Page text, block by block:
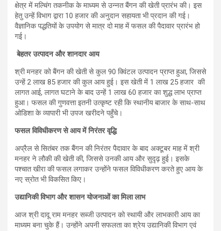
क्षेत्र में मल्चिंग तकनीक के माध्यम से उन्नत बैंगन की खेती प्रारंभ की। इस
हेतु उन्हें विभाग द्वारा 10 हजार की अनुदान सहायता भी प्रदान की गई।
वैज्ञानिक पद्धतियों के उपयोग से मात्र दो माह में फसल की पैदावार प्रारंभ हो
गई।
बेहतर उत्पादन और शानदार आय
श्री मनहर को बैंगन की खेती से कुल 90 क्विंटल उत्पादन प्राप्त हुआ, जिससे
उन्हें 2 लाख 85 हजार की कुल आय हुई। इस खेती में 1 लाख 25 हजार की
लागत आई, लागत घटाने के बाद उन्हें 1 लाख 60 हजार का शुद्ध लाभ प्राप्त
हुआ। फसल की गुणवत्ता इतनी उत्कृष्ट रही कि स्थानीय बाजार के साथ-साथ
ओडिशा के व्यापारी भी उपज खरीदने पहुँचे।
फसल विविधीकरण से आय में निरंतर वृद्धि
अप्रैल से सितंबर तक बैंगन की निरंतर पैदावार के बाद अक्टूबर माह में श्री
मनहर ने लौकी की खेती की, जिससे उनकी आय और सुदृढ़ हुई। इसके
पश्चात खीरा की फसल लगाकर उन्होंने फसल विविधीकरण करते हुए आय के
नए स्रोत भी विकसित किए।
उद्यानिकी विभाग और शासन योजनाओं का मिला लाभ
आज श्री दादू राम मनहर सब्जी उत्पादन को स्थायी और लाभकारी आय का
माध्यम बना चुके हैं। उन्होंने अपनी सफलता का श्रेय उद्यानिकी विभाग एवं